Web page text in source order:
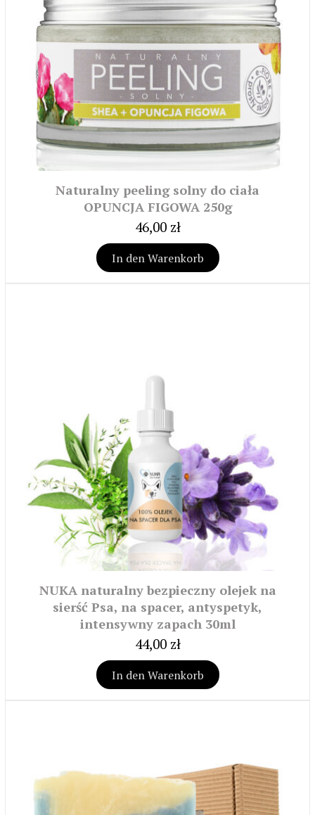
Naturalny peeling solny do ciała
OPUNCJA FIGOWA 250g
46,00 zł
In den Warenkorb
NUKA naturalny bezpieczny olejek na
sierść Psa, na spacer, antyspetyk,
intensywny zapach 30ml
44,00 zł
In den Warenkorb